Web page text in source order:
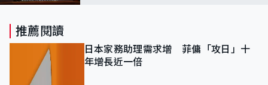
推薦閱讀
日本家務助理需求增 菲傭「攻日」十
年增長近一倍